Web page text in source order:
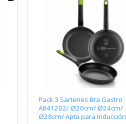
Pack 3 Sartenes Bra Gastro
A841202/ Ø20cm/ Ø24cm/
Ø28cm/ Apta para Inducción